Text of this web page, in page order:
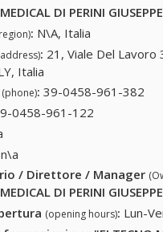
DI PERINI
: N\A, Italia
: 21, Viale Del Lavoro
Italia
(phone): 39-0458-961-382
0458-961-122
n\a
/ Direttore / Manager
DI PERINI
(opening hours): Lun-